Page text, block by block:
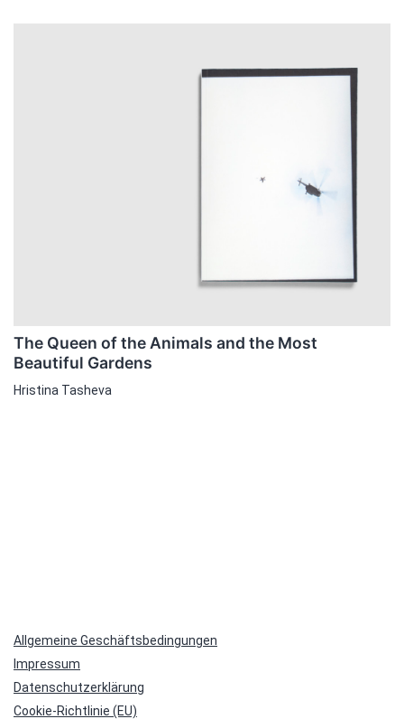
The Queen of the Animals and the Most
Beautiful Gardens
Hristina Tasheva
Allgemeine Geschäftsbedingungen
Impressum
Datenschutzerklärung
Cookie-Richtlinie (EU)